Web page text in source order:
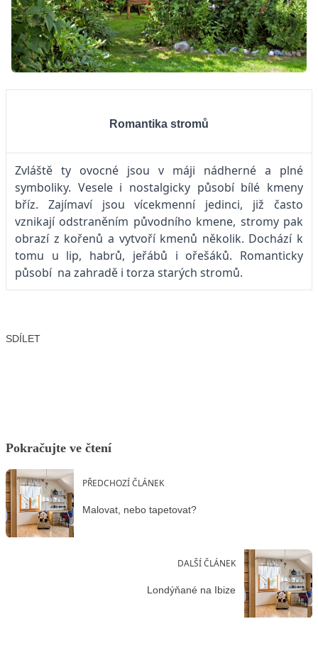
Romantika stromů
Zvláště ty ovocné jsou v máji nádherné a plné
symboliky. Vesele i nostalgicky působí bílé kmeny
bříz. Zajímaví jsou vícekmenní jedinci, již často
vznikají odstraněním původního kmene, stromy pak
obrazí z kořenů a vytvoří kmenů několik. Dochází k
tomu u lip, habrů, jeřábů i ořešáků. Romanticky
působí na zahradě i torza starých stromů.
SDÍLET
Pokračujte ve čtení
PŘEDCHOZÍ ČLÁNEK
Malovat, nebo tapetovat?
DALŠÍ ČLÁNEK
Londýňané na Ibize